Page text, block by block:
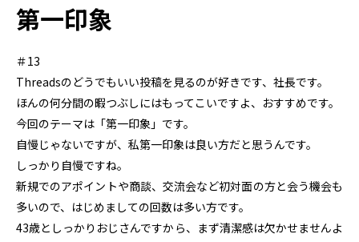
第一印象
＃13
Threadsのどうでもいい投稿を見るのが好きです、社長です。
ほんの何分間の暇つぶしにはもってこいですよ、おすすめです。
今回のテーマは「第一印象」です。
自慢じゃないですが、私第一印象は良い方だと思うんです。
しっかり自慢ですね。
新規でのアポイントや商談、交流会など初対面の方と会う機会も
多いので、はじめましての回数は多い方です。
43歳としっかりおじさんですから、まず清潔感は欠かせませんよ